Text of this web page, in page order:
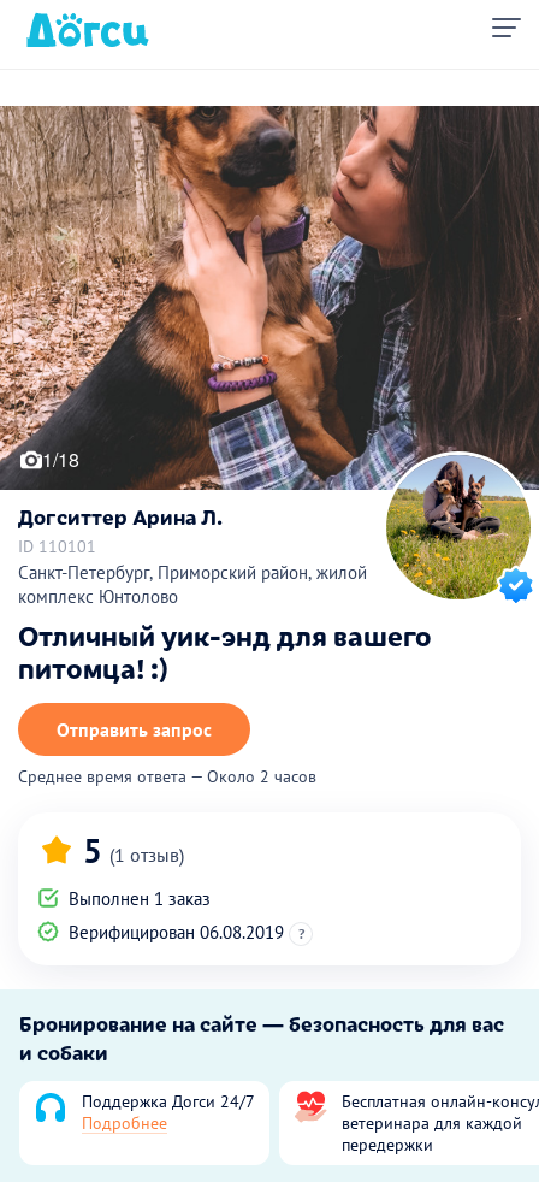
1/18
Догситтер Арина Л.
ID 110101
Санкт-Петербург, Приморский район, жилой
комплекс Юнтолово
Отличный уик-энд для вашего
питомца! :)
Отправить запрос
Среднее время ответа — Около 2 часов
5 (1 отзыв)
Выполнен 1 заказ
Верифицирован 06.08.2019
?
Бронирование на сайте — безопасность для вас
и собаки
Поддержка Догси 24/7
Подробнее
Бесплатная онлайн-
ветеринара для каждой
передержки